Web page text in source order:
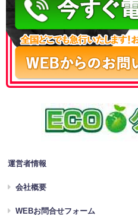
運営者情報
会社概要
WEBお問合せフォーム